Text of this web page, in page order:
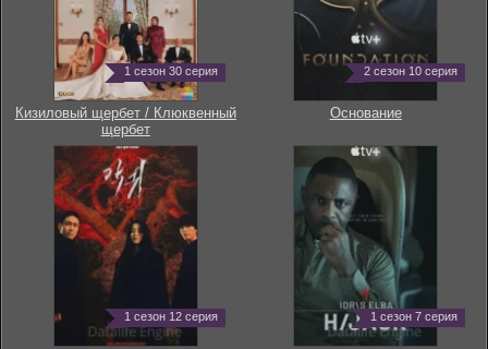
1 сезон 30 серия
Кизиловый щербет / Клюквенный
щербет
2 сезон 10 серия
Основание
1 сезон 12 серия 1 сезон 7 серия